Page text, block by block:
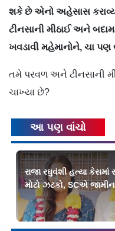
શકે છે એનો અહેસાસ
ટીનસાની મીઠાઈ અને
ખવડાવી મહેમાનોને, ચા પણ
તમે પરવળ અને ટીનસાની
ચાખ્યા છે?
આ પણ વાંચો
રાજા રઘુવંશી હત્યા કેસમાં
મોટો ઝટકો, SCએ જામીન